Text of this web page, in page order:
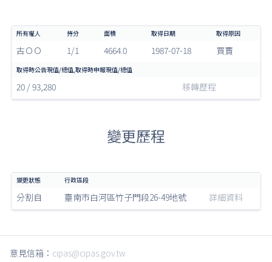
古ＯＯ 1/1 4664.0 1987-07-18 買賣
20 / 93,280 移轉歷程
變更歷程
分割自 臺南市白河區竹子門段26-49地號 詳細資料
意見信箱： cipas@cipas.gov.tw